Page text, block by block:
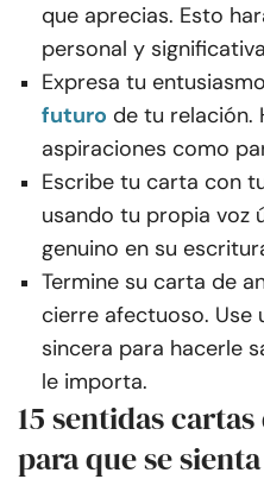
que aprecias. Esto
personal y
Expresa tu
futuro de tu relación.
aspiraciones como
Escribe tu carta con
usando tu propia voz
genuino en su
Termine su carta de
cierre afectuoso. Use
sincera para hacerle
le importa.
15 sentidas
para que se